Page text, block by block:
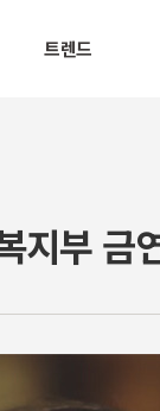
트렌드
지부 금